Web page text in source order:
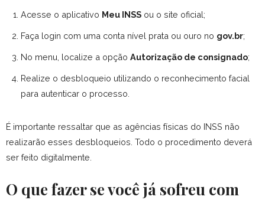
Acesse o aplicativo Meu INSS ou o site oficial;
Faça login com uma conta nível prata ou ouro no gov.br;
No menu, localize a opção Autorização de consignado;
Realize o desbloqueio utilizando o reconhecimento facial
para autenticar o processo.
É importante ressaltar que as agências físicas do INSS não
realizarão esses desbloqueios. Todo o procedimento deverá
ser feito digitalmente.
O que fazer se você já sofreu com